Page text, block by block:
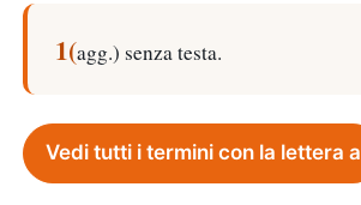
1(agg.) senza testa.
Vedi tutti i termini con la lettera a